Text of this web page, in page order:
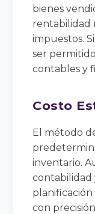
bienes
rentabilidad
impuestos.
ser
contables y
Costo
El método
inventario.
contabilidad
con